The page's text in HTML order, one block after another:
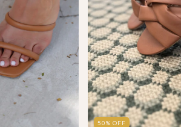
50% OFF